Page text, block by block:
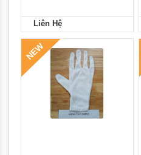
Liên Hệ
NEW